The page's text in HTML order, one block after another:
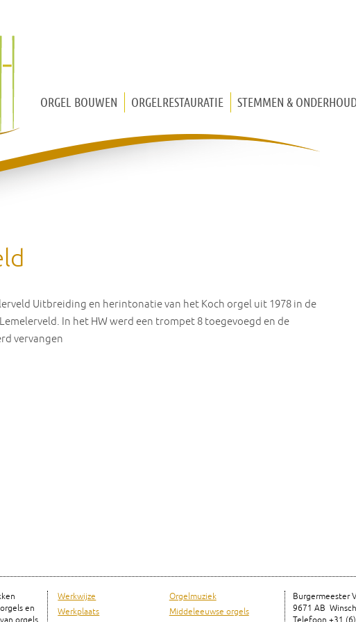
ORGEL BOUWEN
KISTORGEL
ORGELRESTAURATIE STEMMEN &
Uitbreiding en herintonatie van het Koch orgel uit 1978 in de
In het HW werd een trompet 8 toegevoegd en de
vervangen
en
Werkwijze
Werkplaats
Orgelmuziek
Middeleeuwse orgels
Burgermeester
9671 AB